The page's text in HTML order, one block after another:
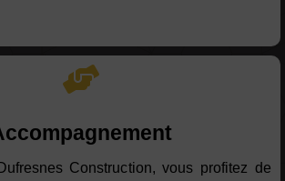
Construction, vous profitez de